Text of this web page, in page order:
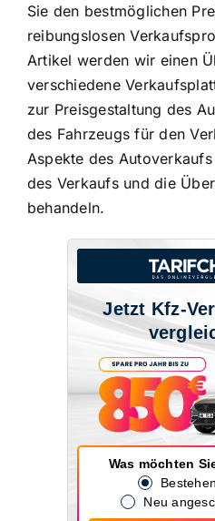
Sie den bestmöglichen
reibungslosen
Artikel werden wir einen
verschiedene
zur Preisgestaltung des
des Fahrzeugs für den
Aspekte des
des Verkaufs und die
behandeln.
Jetzt Kfz-
Was möchten
Neu